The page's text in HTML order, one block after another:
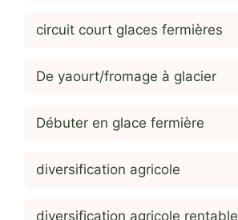
circuit court glaces fermières
De yaourt/fromage à glacier
Débuter en glace fermière
diversification agricole
diversification agricole rentable